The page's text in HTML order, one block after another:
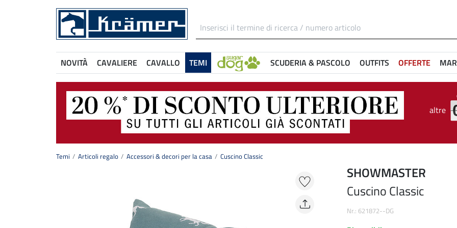
NOVITÀ CAVALIERE CAVALLO TEMI SCUDERIA & PASCOLO OUTFITS OFFERTE
altre
Temi Articoli regalo Accessori & decori per la casa Cuscino Classic
SHOWMASTER
Cuscino Classic
Nr.: 621872--DG